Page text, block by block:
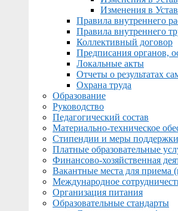
Изменения в
Правила внутреннего
Правила внутреннего
Коллективный договор
Предписания органов,
Локальные акты
Отчеты о результатах
Охрана труда
Образование
Руководство
Педагогический состав
Материально-техническое
Стипендии и меры
Платные образовательные
Финансово-хозяйственная
Вакантные места для приема
Международное
Организация питания
Образовательные стандарты